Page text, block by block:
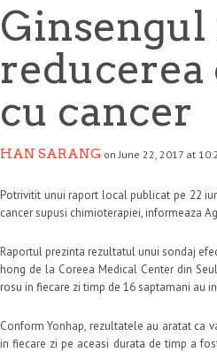
Ginsengul
cu cancer
HAN SARANG on June 22, 2017 at
Potrivitit unui raport local publicat pe 22
cancer supusi chimioterapiei, informeaza
Raportul prezinta rezultatul unui sondaj
hong de la Coreea Medical Center din
rosu in fiecare zi timp de 16 saptamani au
Conform Yonhap, rezultatele au aratat ca
in fiecare zi pe aceasi durata de timp a